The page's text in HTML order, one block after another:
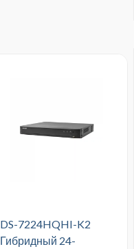
DS-7224HQHI-K2
Гибридный 24-